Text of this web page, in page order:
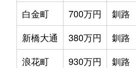
白金町
700万円 釧路
新橋大通
380万円 釧路
浪花町
930万円 釧路